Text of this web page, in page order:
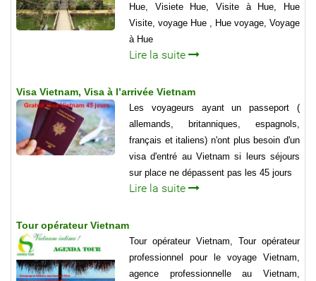
Hue, Visiete Hue, Visite à Hue, Hue
Visite, voyage Hue , Hue voyage, Voyage
à Hue
Lire la suite
Visa Vietnam, Visa à l’arrivée Vietnam
Les voyageurs ayant un passeport (
allemands, britanniques, espagnols,
français et italiens) n'ont plus besoin d'un
visa d'entré au Vietnam si leurs séjours
sur place ne dépassent pas les 45 jours
Lire la suite
Tour opérateur Vietnam
Tour opérateur Vietnam, Tour opérateur
professionnel pour le voyage Vietnam,
agence professionnelle au Vietnam,